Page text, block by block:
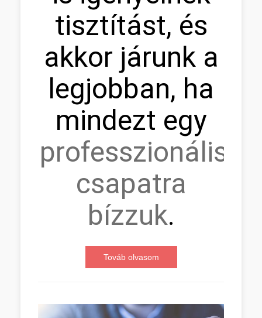
tisztítást, és
akkor járunk a
legjobban, ha
mindezt egy
professzionális
csapatra
bízzuk.
Továb olvasom